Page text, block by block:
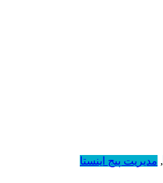
, مدیریت پیج اینستا